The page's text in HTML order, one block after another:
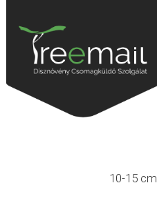
10-15 cm